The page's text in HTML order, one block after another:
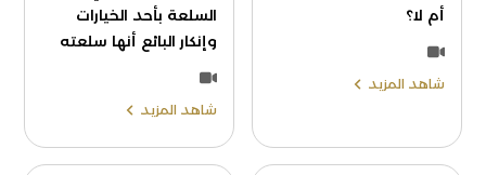
أم لا؟
شاهد المزيد
السلعة بأحد الخيارات
وإنكار البائع أنها سلعته
شاهد المزيد